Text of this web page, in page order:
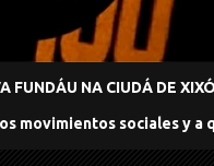
FUNDÁU NA CIUDÁ DE
movimientos sociales y